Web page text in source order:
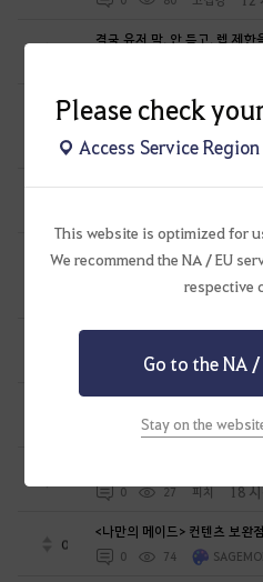
Please check
Access Service
This website is optimized for
We recommend the NA / EU
respective
Go to the NA
Stay on the
결국 유저 말, 안 듣고. 렙 제한
2
채집중 게임을 발동했을때 필
문제점 개선해 주십시요 너무
0 67 폴리프 14
길드 수당수금 관련 건의사항
전승 각성 선택 할 때 전승 각
전승 각성 선택 할 수 없어요.
파란별-KR
55 낭만가이
새벽의 정수 1:1교환 반대로도
39 기모지한밤
0 27 피치 18
0
<나만의 메이드> 컨텐츠 보완점
0 74